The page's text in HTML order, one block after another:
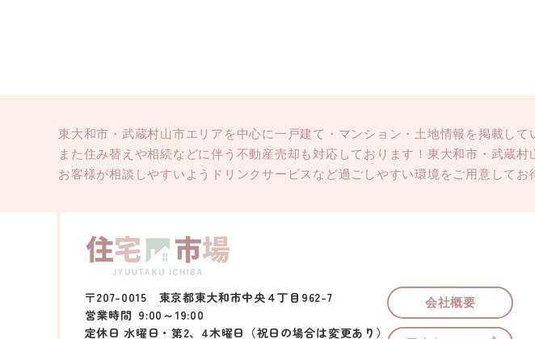
東大和市・武蔵村山市エリアを中心に一戸建て・マンション・土地情報を掲載して
また住み替えや相続などに伴う不動産売却も対応しております！東大和市・武蔵
お客様が相談しやすいようドリンクサービスなど過ごしやすい環境をご用意してお
〒207-0015 東京都東大和市中央４丁目962-7
営業時間 9:00～19:00
定休日 水曜日・第2、4木曜日（祝日の場合は変更あり）
会社概要